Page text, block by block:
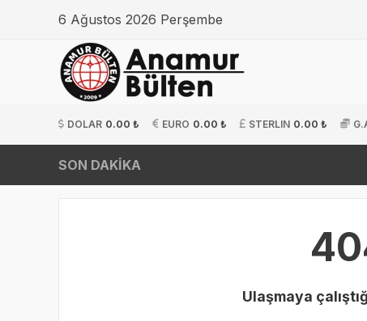
6 Ağustos 2026 Perşembe
DOLAR 0.00 ₺ EURO 0.00 ₺ STERLIN 0.00 ₺
SON DAKİKA
Ulaşmaya